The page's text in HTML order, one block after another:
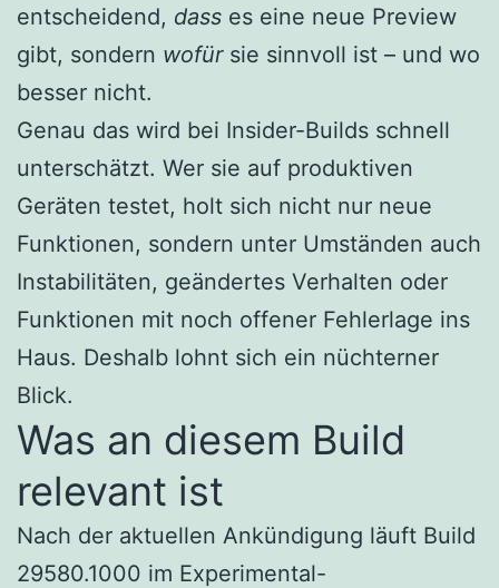
entscheidend, dass es eine neue Preview
gibt, sondern wofürsie sinnvoll ist – und wo
besser nicht.
Genau das wird bei Insider-Builds schnell
unterschätzt. Wer sie auf produktiven
Geräten testet, holt sich nicht nur neue
Funktionen, sondern unter Umständen auch
Instabilitäten, geändertes Verhalten oder
Funktionen mit noch offener Fehlerlage ins
Haus. Deshalb lohnt sich ein nüchterner
Blick.
Was an diesem Build
relevant ist
Nach der aktuellen Ankündigung läuft Build
29580.1000 im Experimental-